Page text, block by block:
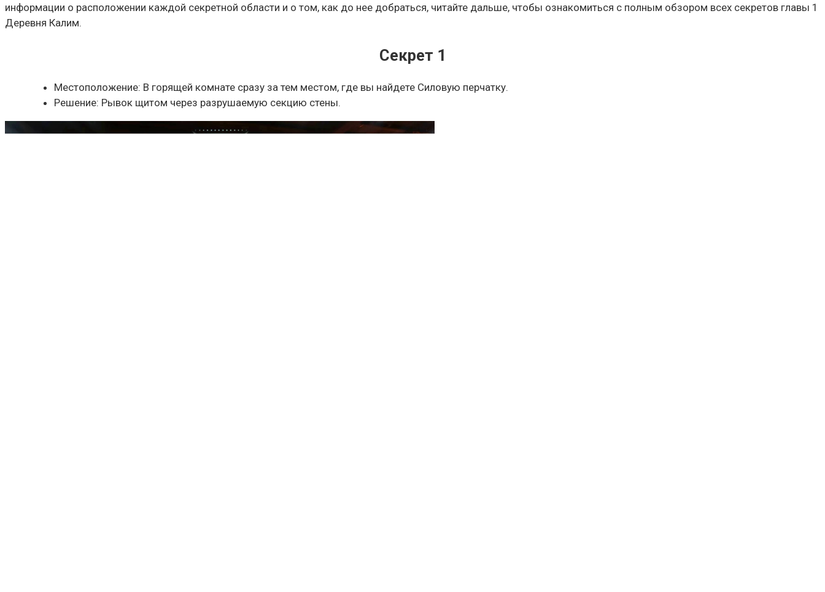
информации о расположении каждой секретной области и о том, как до нее добраться, читайте дальше, чтобы ознакомиться с полным обзором всех секретов главы 1
Деревня Калим.
Секрет 1
Местоположение: В горящей комнате сразу за тем местом, где вы найдете Силовую перчатку.
Решение: Рывок щитом через разрушаемую секцию стены.